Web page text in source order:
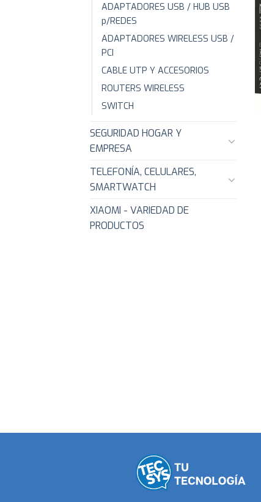
ADAPTADORES USB / HUB USB
p/REDES
ADAPTADORES WIRELESS USB /
PCI
CABLE UTP Y ACCESORIOS
ROUTERS WIRELESS
SWITCH
SEGURIDAD HOGAR Y
EMPRESA
TELEFONÍA, CELULARES,
SMARTWATCH
XIAOMI - VARIEDAD DE
PRODUCTOS